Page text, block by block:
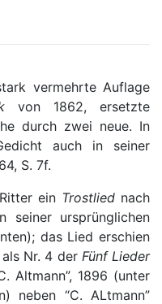
vermehrte Auflage
von 1862, ersetzte
durch zwei neue. In
auch in seiner
S. 7f.
ein Trostliednach
seiner ursprünglichen
das Lied erschien
Nr. 4 der Fünf Lieder
Altmann”, 1896 (unter
neben “C. ALtmann”